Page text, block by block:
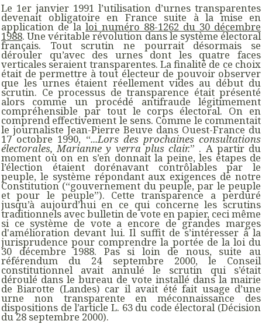
Le 1er janvier 1991 l’utilisation d’urnes transparentes
devenait obligatoire en France suite à la mise en
application de laloi numéro 88-1262 du 30 décembre
1988. Une véritable révolution dans le système électoral
français. Tout scrutin ne pourrait désormais se
dérouler qu’avec des urnes dont les quatre faces
verticales seraient transparentes. La finalité de ce choix
était de permettre à tout électeur de pouvoir observer
que les urnes étaient réellement vides au début du
scrutin. Ce processus de transparence était présenté
alors comme un procédé antifraude légitimement
compréhensible par tout le corps électoral. On en
comprend effectivement le sens. Comme le commentait
le journaliste Jean-Pierre Beuve dans Ouest-France du
17 octobre 1990, “...Lors des prochaines consultations
électorales, Marianne y verra plus clair.” . A partir du
moment où on en s’en donnait la peine, les étapes de
l’élection étaient dorénavant contrôlables par le
peuple, le système répondant aux exigences de notre
Constitution (“gouvernement du peuple, par le peuple
et pour le peuple”). Cette transparence a perduré
jusqu’à aujourd’hui en ce qui concerne les scrutins
traditionnels avec bulletin de vote en papier, ceci même
si ce système de vote a encore de grandes marges
d'amélioration devant lui. Il suffit de s’intéresser à la
jurisprudence pour comprendre la portée de la loi du
30 décembre 1988. Pas si loin de nous, suite au
référendum du 24 septembre 2000, le Conseil
constitutionnel avait annulé le scrutin qui s’était
déroulé dans le bureau de vote installé dans la mairie
de Biarotte (Landes) car il avait été fait usage d’une
urne non transparente en méconnaissance des
dispositions de l’article L. 63 du code électoral (Décision
du 28 septembre 2000).